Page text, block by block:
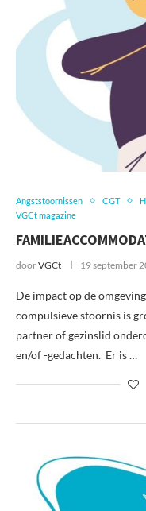
Angststoornissen CGT
VGCt magazine
doorVGCt 19 september
De impact op de
compulsieve stoornis is
partner of gezinslid
en/of -gedachten. Er is …